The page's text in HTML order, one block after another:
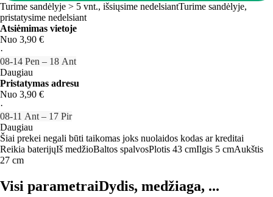
Turime sandėlyje > 5 vnt., išsiųsime nedelsiantTurime sandėlyje,
pristatysime nedelsiant
Atsiėmimas vietoje
Nuo 3,90 €
·
08‑14 Pen – 18 Ant
Daugiau
Pristatymas adresu
Nuo 3,90 €
·
08‑11 Ant – 17 Pir
Daugiau
Šiai prekei negali būti taikomas joks nuolaidos kodas ar kreditai
Reikia baterijųIš medžioBaltos spalvosPlotis 43 cmIlgis 5 cmAukštis
27 cm
Visi parametraiDydis, medžiaga, ...